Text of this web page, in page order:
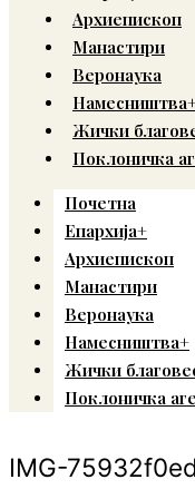
Архиепископ
Манастири
Веронаука
Жички
Поклоничка
Почетна
Епархија+
Архиепископ
Манастири
Веронаука
Намесништва+
Жички
Поклоничка
IMG-